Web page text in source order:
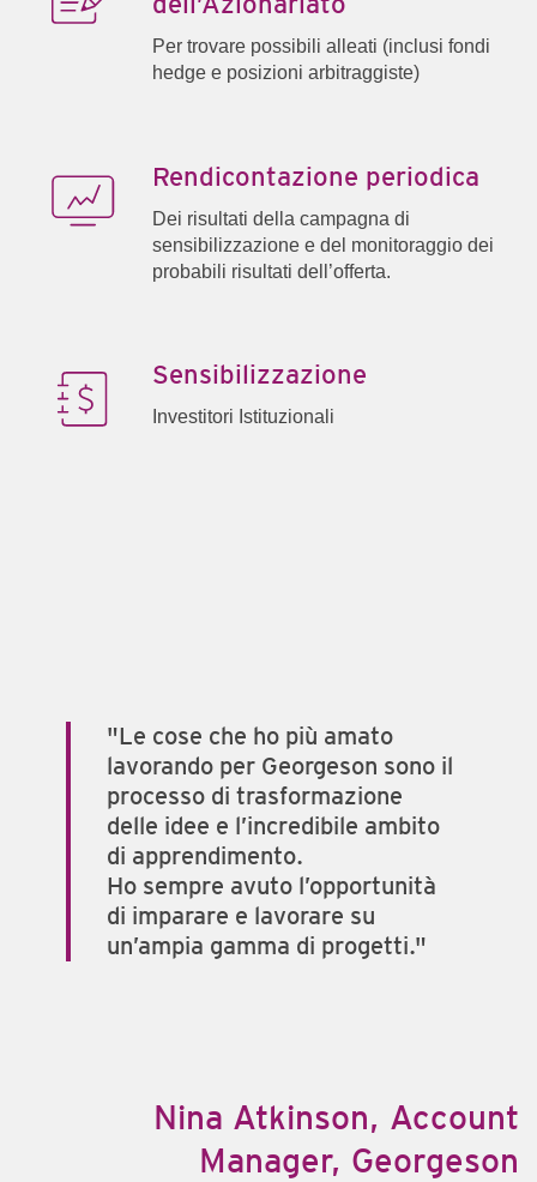
Per trovare possibili alleati (inclusi fondi
hedge e posizioni arbitraggiste)
Rendicontazione periodica
Dei risultati della campagna di
sensibilizzazione e del monitoraggio dei
probabili risultati dell’offerta.
Sensibilizzazione
Investitori Istituzionali
Le cose che ho più amato
lavorando per Georgeson sono il
processo di trasformazione
delle idee e l’incredibile ambito
di apprendimento.
Ho sempre avuto l’opportunità
di imparare e lavorare su
un’ampia gamma di progetti.
Nina Atkinson, Account
Manager, Georgeson